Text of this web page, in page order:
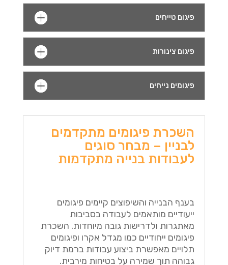
פיגום טייחים
פיגום צינורות
פיגומים נייחים
השכרת פיגומים מתקדמים
לבניין – מבחר סוגים
לעבודות בנייה מתקדמות
בענף הבנייה והשיפוצים קיימים פיגומים
ייעודיים מותאמים לעבודה בסביבות
מאתגרות ולדרישות גובה מיוחדות. השכרת
פיגומים ייחודיים כמו מגדל אקרו ופיגומים
תלויים מאפשרת ביצוע עבודות ברמת דיוק
גבוהה תוך שמירה על בטיחות מירבית.